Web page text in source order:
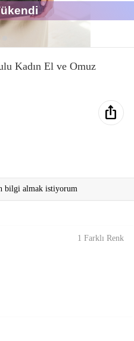
Kadın El ve Omuz
ios_share
bilgi almak istiyorum
1 Farklı Renk